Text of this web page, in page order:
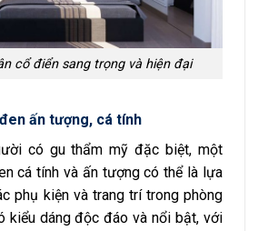
cổ điển sang trọng và hiện đại
ấn tượng, cá tính
có gu thẩm mỹ đặc biệt, một
cá tính và ấn tượng có thể là lựa
phụ kiện và trang trí trong phòng
kiểu dáng độc đáo và nổi bật, với